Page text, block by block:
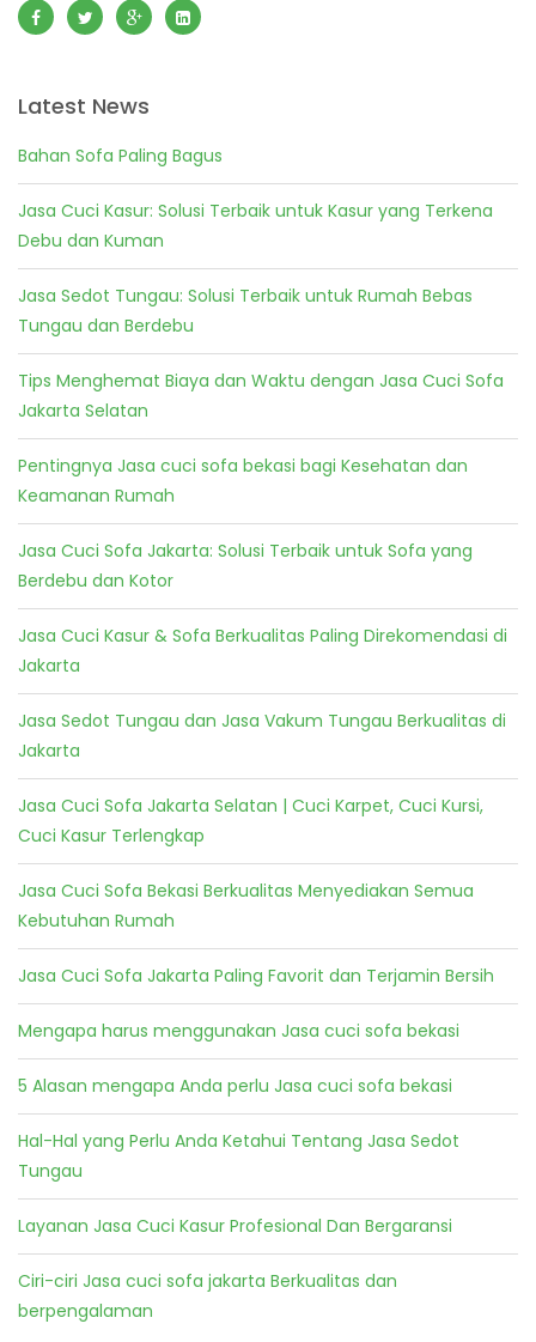
Latest News
Bahan Sofa Paling Bagus
Jasa Cuci Kasur: Solusi Terbaik untuk Kasur yang Terkena
Debu dan Kuman
Jasa Sedot Tungau: Solusi Terbaik untuk Rumah Bebas
Tungau dan Berdebu
Tips Menghemat Biaya dan Waktu dengan Jasa Cuci Sofa
Jakarta Selatan
Pentingnya Jasa cuci sofa bekasi bagi Kesehatan dan
Keamanan Rumah
Jasa Cuci Sofa Jakarta: Solusi Terbaik untuk Sofa yang
Berdebu dan Kotor
Jasa Cuci Kasur & Sofa Berkualitas Paling Direkomendasi di
Jakarta
Jasa Sedot Tungau dan Jasa Vakum Tungau Berkualitas di
Jakarta
Jasa Cuci Sofa Jakarta Selatan | Cuci Karpet, Cuci Kursi,
Cuci Kasur Terlengkap
Jasa Cuci Sofa Bekasi Berkualitas Menyediakan Semua
Kebutuhan Rumah
Jasa Cuci Sofa Jakarta Paling Favorit dan Terjamin Bersih
Mengapa harus menggunakan Jasa cuci sofa bekasi
5 Alasan mengapa Anda perlu Jasa cuci sofa bekasi
Hal-Hal yang Perlu Anda Ketahui Tentang Jasa Sedot
Tungau
Layanan Jasa Cuci Kasur Profesional Dan Bergaransi
Ciri-ciri Jasa cuci sofa jakarta Berkualitas dan
berpengalaman